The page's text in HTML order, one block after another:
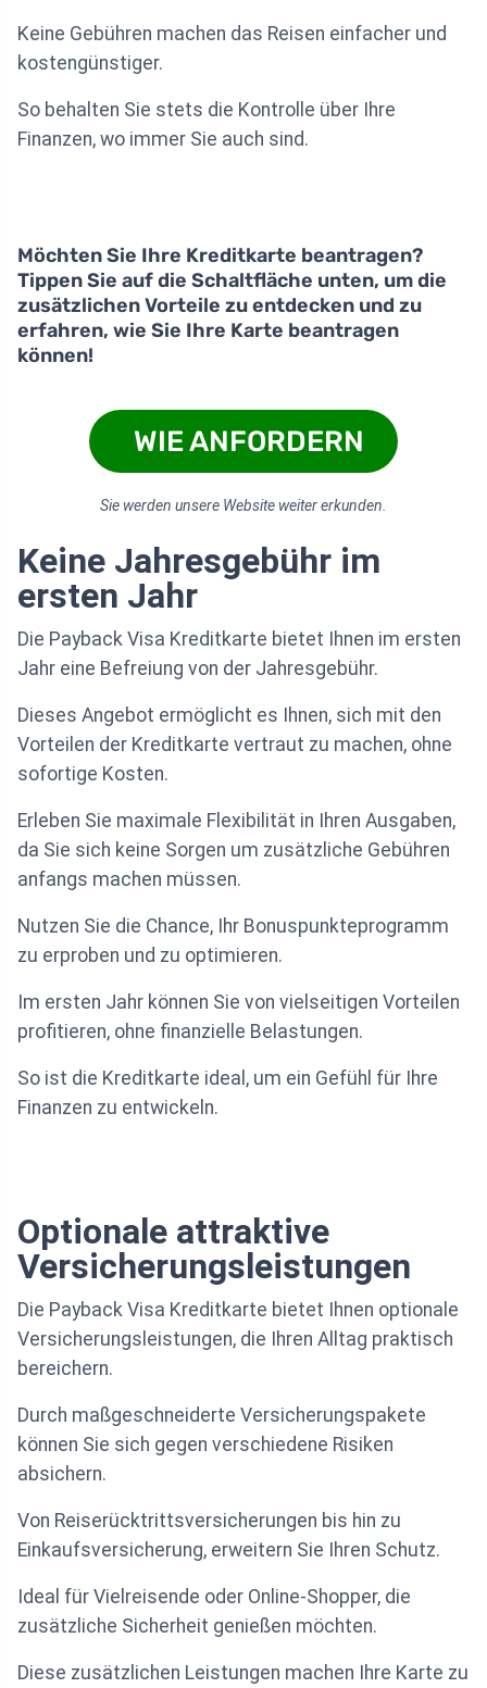
Keine Gebühren machen das Reisen einfacher und
kostengünstiger.
So behalten Sie stets die Kontrolle über Ihre
Finanzen, wo immer Sie auch sind.
Möchten Sie Ihre Kreditkarte beantragen?
Tippen Sie auf die Schaltfläche unten, um die
zusätzlichen Vorteile zu entdecken und zu
erfahren, wie Sie Ihre Karte beantragen
können!
WIE ANFORDERN
Sie werden unsere Website weiter erkunden.
Keine Jahresgebühr im
ersten Jahr
Die Payback Visa Kreditkarte bietet Ihnen im ersten
Jahr eine Befreiung von der Jahresgebühr.
Dieses Angebot ermöglicht es Ihnen, sich mit den
Vorteilen der Kreditkarte vertraut zu machen, ohne
sofortige Kosten.
Erleben Sie maximale Flexibilität in Ihren Ausgaben,
da Sie sich keine Sorgen um zusätzliche Gebühren
anfangs machen müssen.
Nutzen Sie die Chance, Ihr Bonuspunkteprogramm
zu erproben und zu optimieren.
Im ersten Jahr können Sie von vielseitigen Vorteilen
profitieren, ohne finanzielle Belastungen.
So ist die Kreditkarte ideal, um ein Gefühl für Ihre
Finanzen zu entwickeln.
Optionale attraktive
Versicherungsleistungen
Die Payback Visa Kreditkarte bietet Ihnen optionale
Versicherungsleistungen, die Ihren Alltag praktisch
bereichern.
Durch maßgeschneiderte Versicherungspakete
können Sie sich gegen verschiedene Risiken
absichern.
Von Reiserücktrittsversicherungen bis hin zu
Einkaufsversicherung, erweitern Sie Ihren Schutz.
Ideal für Vielreisende oder Online-Shopper, die
zusätzliche Sicherheit genießen möchten.
Diese zusätzlichen Leistungen machen Ihre Karte zu